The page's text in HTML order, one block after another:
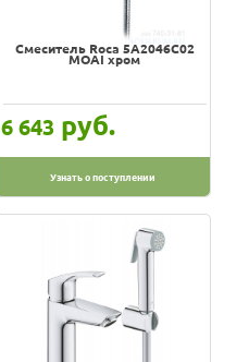
Смеситель Roca 5A2046C02
MOAI хром
6 643 руб.
Узнать о поступлении